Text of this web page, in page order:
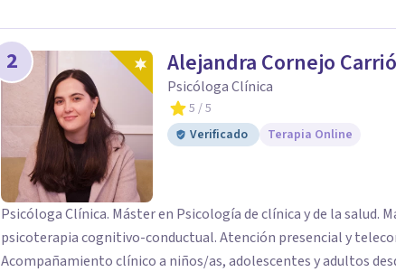
2 Alejandra Cornejo
Psicóloga Clínica
5 / 5
Verificado
Terapia Online
Psicóloga Clínica. Máster en Psicología de clínica y de la salud.
psicoterapia cognitivo-conductual. Atención presencial y
Acompañamiento clínico a niños/as, adolescentes y adultos